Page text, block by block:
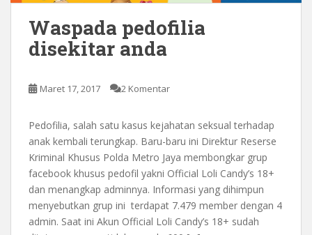
Waspada pedofilia
disekitar anda
Maret 17, 2017 2 Komentar
Pedofilia, salah satu kasus kejahatan seksual terhadap
anak kembali terungkap. Baru-baru ini Direktur Reserse
Kriminal Khusus Polda Metro Jaya membongkar grup
facebook khusus pedofil yakni Official Loli Candy’s 18+
dan menangkap adminnya. Informasi yang dihimpun
menyebutkan grup ini terdapat 7.479 member dengan 4
admin. Saat ini Akun Official Loli Candy’s 18+ sudah